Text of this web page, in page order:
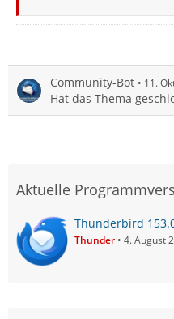
Community-Bot 11.
Hat das Thema
Aktuelle
Thunderbird
Thunder 4. August